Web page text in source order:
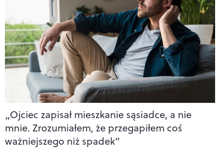
„Ojciec zapisał mieszkanie sąsiadce, a nie
mnie. Zrozumiałem, że przegapiłem coś
ważniejszego niż spadek”